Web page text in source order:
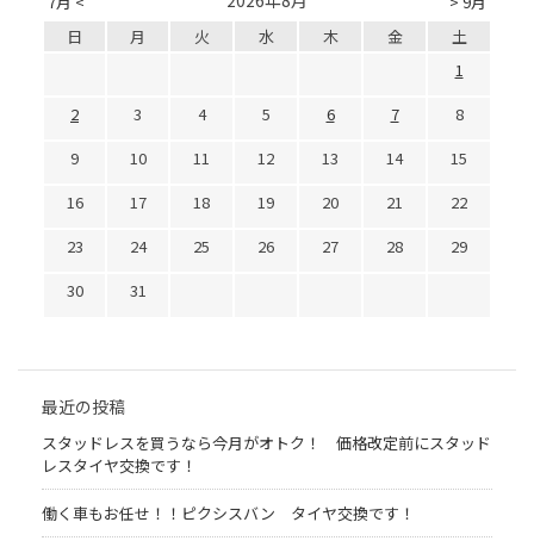
日 月 火 水 木 金
土
1
2
3 4 5 6 7
8
9
10 11 12 13 14
15
16
17 18 19 20 21
22
23
24 25 26 27 28
29
30
31
最近の投稿
スタッドレスを買うなら今月がオトク！ 価格改定前にスタッド
レスタイヤ交換です！
働く車もお任せ！！ピクシスバン タイヤ交換です！